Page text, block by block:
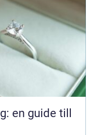
en guide till